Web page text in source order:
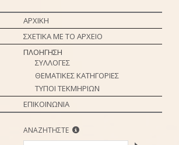
ΑΡΧΙΚΗ
ΣΧΕΤΙΚΑ ΜΕ ΤΟ ΑΡΧΕΙΟ
ΠΛΟΗΓΗΣΗ
ΣΥΛΛΟΓΕΣ
ΘΕΜΑΤΙΚΕΣ ΚΑΤΗΓΟΡΙΕΣ
ΤΥΠΟΙ ΤΕΚΜΗΡΙΩΝ
ΕΠΙΚΟΙΝΩΝΙΑ
ΑΝΑΖΗΤΗΣΤΕ